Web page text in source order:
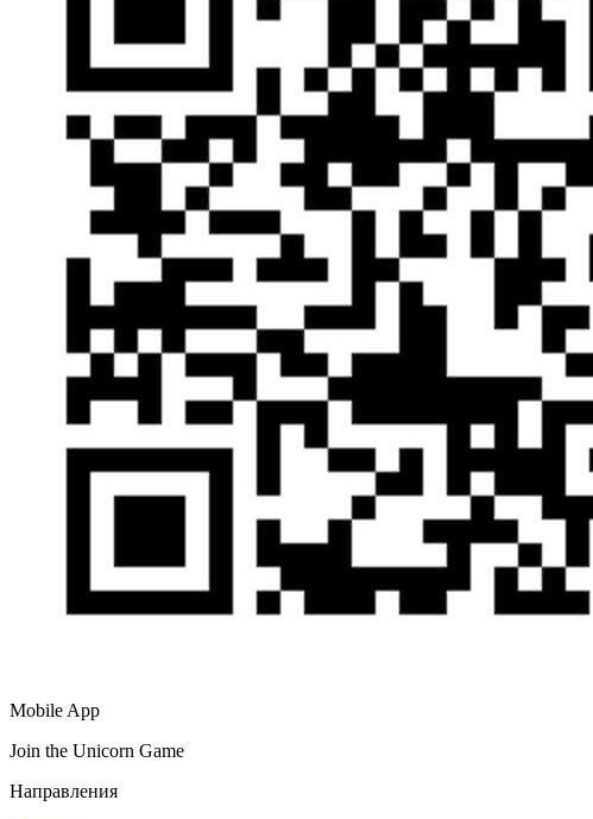
Mobile App
Join the Unicorn Game
Направления